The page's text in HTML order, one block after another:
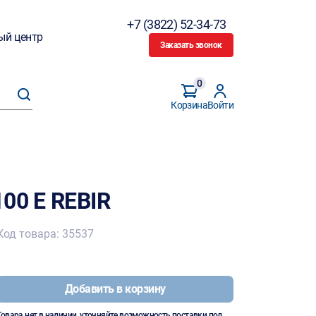
центр
+7 (3822) 52-34-73
Заказать звонок
Корзина
0
Войти
E REBIR
товара: 35537
Добавить в корзину